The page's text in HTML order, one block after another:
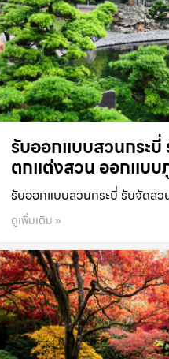
รับออกแบบสวนกระบี่
ตกแต่งสวน ออกแบบ
รับออกแบบสวนกระบี่ รับจัดส
ดูเพิ่มเติม »